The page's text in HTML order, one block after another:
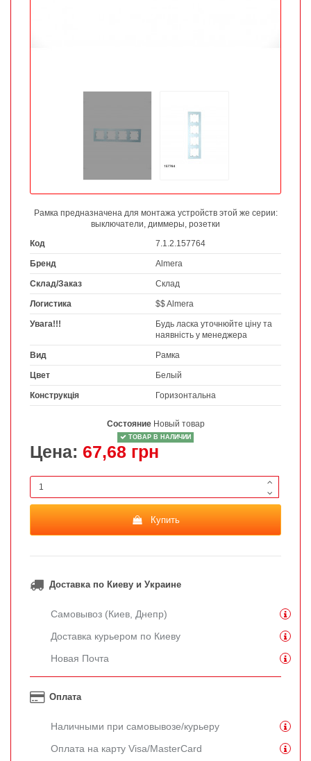
Рамка предназначена для монтажа устройств этой же серии:
выключатели, диммеры, розетки
Код
7.1.2.157764
Бренд Almera
Склад/Заказ Склад
Логистика $$ Almera
Увага!!!
Будь ласка уточнюйте ціну та
наявність у менеджера
Вид Рамка
Цвет Белый
Конструкція Горизонтальна
Состояние Новый товар
ТОВАР В НАЛИЧИИ
Цена: 67,68 грн
Купить
Доставка по Киеву и Украине
Самовывоз (Киев, Днепр)
Доставка курьером по Киеву
Новая Почта
Оплата
Наличными при самовывозе/курьеру
Оплата на карту Visa/MasterCard